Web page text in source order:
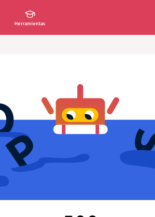
Herramientas